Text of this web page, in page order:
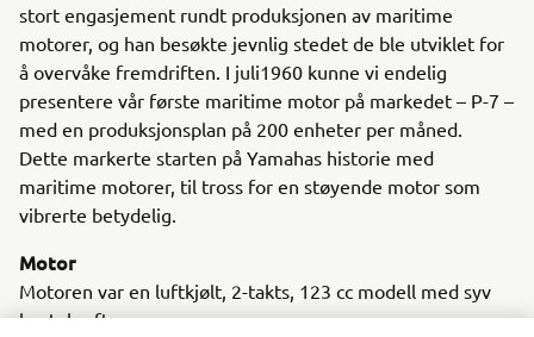
stort engasjement rundt produksjonen av maritime
motorer, og han besøkte jevnlig stedet de ble utviklet for
å overvåke fremdriften. I juli1960 kunne vi endelig
presentere vår første maritime motor på markedet – P-7 –
med en produksjonsplan på 200 enheter per måned.
Dette markerte starten på Yamahas historie med
maritime motorer, til tross for en støyende motor som
vibrerte betydelig.
Motor
Motoren var en luftkjølt, 2-takts, 123 cc modell med syv
hestekrefter.